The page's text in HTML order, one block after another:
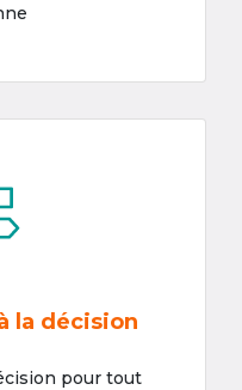
la décision
pour tout